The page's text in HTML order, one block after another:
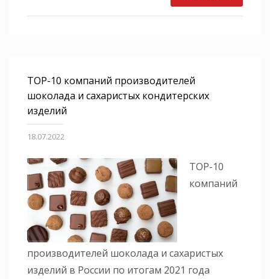
ТОР-10 компаний производителей
шоколада и сахаристых кондитерских
изделий
18.07.2022
ТОР-10
компаний
производителей шоколада и сахаристых
изделий в России по итогам 2021 года